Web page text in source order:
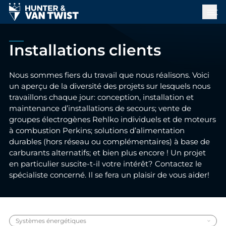
Installations clients
Nous sommes fiers du travail que nous réalisons. Voici
un aperçu de la diversité des projets sur lesquels nous
travaillons chaque jour: conception, installation et
maintenance d’installations de secours; vente de
groupes électrogènes Rehlko individuels et de moteurs
à combustion Perkins; solutions d’alimentation
durables (hors réseau ou complémentaires) à base de
carburants alternatifs; et bien plus encore ! Un projet
en particulier suscite-t-il votre intérêt? Contactez le
spécialiste concerné. Il se fera un plaisir de vous aider!
Systèmes énergétiques
expand_more